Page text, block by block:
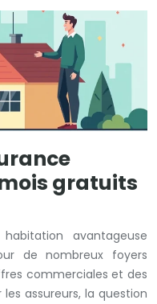
gratuits
avantageuse
de nombreux foyers
commerciales et des
assureurs, la question